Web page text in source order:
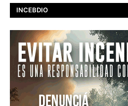
INCEBDIO